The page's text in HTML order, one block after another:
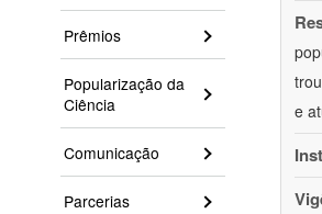
Prêmios
Popularização da
Ciência
Comunicação
Parcerias
e